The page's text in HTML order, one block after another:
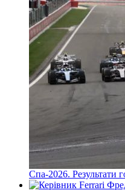
Спа-2026. Результати